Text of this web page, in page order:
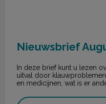
Nieuwsbrief
In deze brief kunt u lezen
uitval door
en medicijnen, wat is er